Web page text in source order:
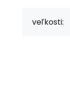
veľkosti: